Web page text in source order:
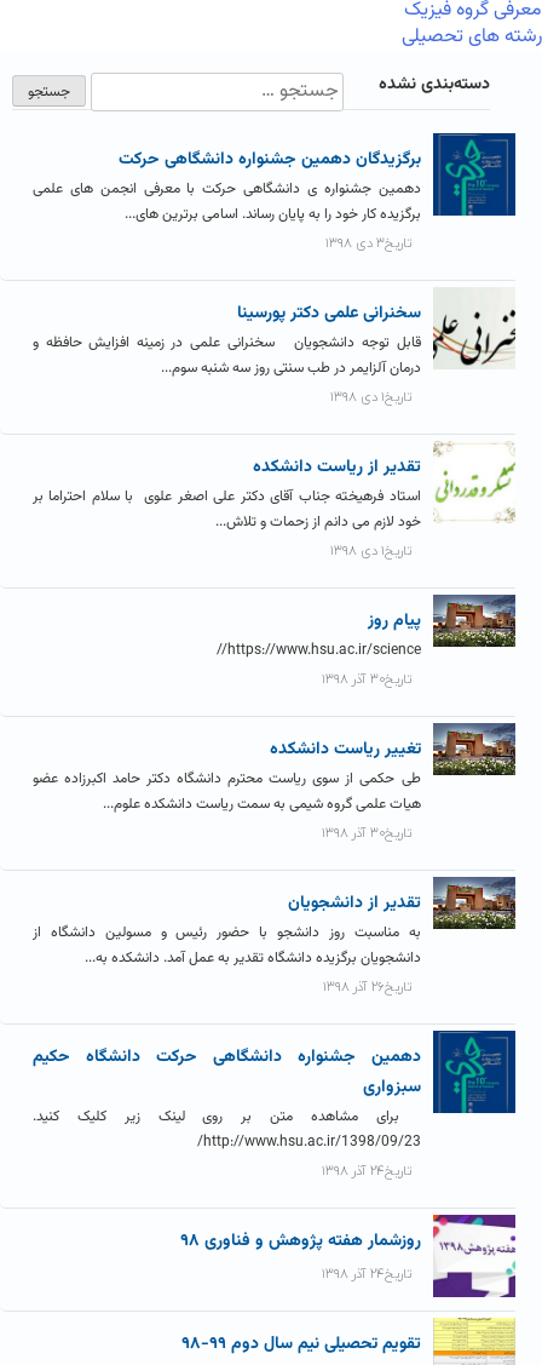
معرفی گروه فیزیک
رشته های تحصیلی
دسته‌بندی نشده
برگزیدگان دهمین جشنواره دانشگاهی حرکت
دهمین جشنواره ی دانشگاهی حرکت با معرفی انجمن های علمی
برگزیده کار خود را به پایان رساند. اسامی برترین های...
تاریخ۳ دی ۱۳۹۸
سخنرانی علمی دکتر پورسینا
قابل توجه دانشجویان سخنرانی علمی در زمینه افزایش حافظه و
درمان آلزایمر در طب سنتی روز سه شنبه سوم...
تاریخ۱ دی ۱۳۹۸
تقدیر از ریاست دانشکده
استاد فرهیخته جناب آقای دکتر علی اصغر علوی با سلام احتراما بر
خود لازم می دانم از زحمات و تلاش...
تاریخ۱ دی ۱۳۹۸
پیام روز
https://www.hsu.ac.ir/science//
تاریخ۳۰ آذر ۱۳۹۸
تغییر ریاست دانشکده
طی حکمی از سوی ریاست محترم دانشگاه دکتر حامد اکبرزاده عضو
هیات علمی گروه شیمی به سمت ریاست دانشکده علوم...
تاریخ۳۰ آذر ۱۳۹۸
تقدیر از دانشجویان
به مناسبت روز دانشجو با حضور رئیس و مسولین دانشگاه از
دانشجویان برگزیده دانشگاه تقدیر به عمل آمد. دانشکده به...
تاریخ۲۶ آذر ۱۳۹۸
دهمین جشنواره دانشگاهی حرکت دانشگاه حکیم
سبزواری
برای مشاهده متن بر روی لینک زیر کلیک کنید.
http://www.hsu.ac.ir/1398/09/23/
تاریخ۲۴ آذر ۱۳۹۸
روزشمار هفته پژوهش و فناوری ۹۸
تاریخ۲۴ آذر ۱۳۹۸
تقویم تحصیلی نیم سال دوم ۹۹-۹۸